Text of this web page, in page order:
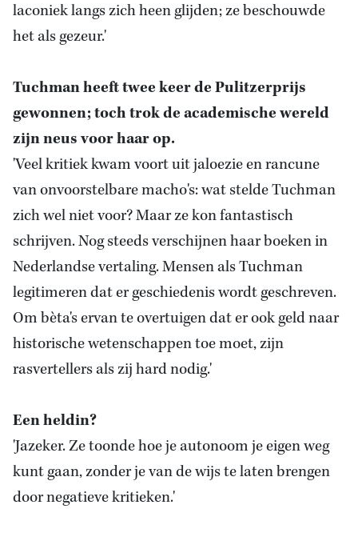
laconiek langs zich heen glijden; ze beschouwde
het als gezeur.'
Tuchman heeft twee keer de Pulitzerprijs
gewonnen; toch trok de academische wereld
zijn neus voor haar op.
'Veel kritiek kwam voort uit jaloezie en rancune
van onvoorstelbare macho's: wat stelde Tuchman
zich wel niet voor? Maar ze kon fantastisch
schrijven. Nog steeds verschijnen haar boeken in
Nederlandse vertaling. Mensen als Tuchman
legitimeren dat er geschiedenis wordt geschreven.
Om bèta's ervan te overtuigen dat er ook geld naar
historische wetenschappen toe moet, zijn
rasvertellers als zij hard nodig.'
Een heldin?
'Jazeker. Ze toonde hoe je autonoom je eigen weg
kunt gaan, zonder je van de wijs te laten brengen
door negatieve kritieken.'